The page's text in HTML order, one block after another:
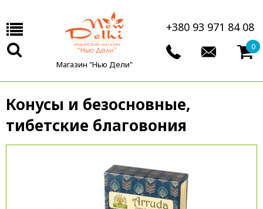
Магазин "Нью Дели"
+380 93 971 84 08
0
Конусы и безосновные,
тибетские благовония